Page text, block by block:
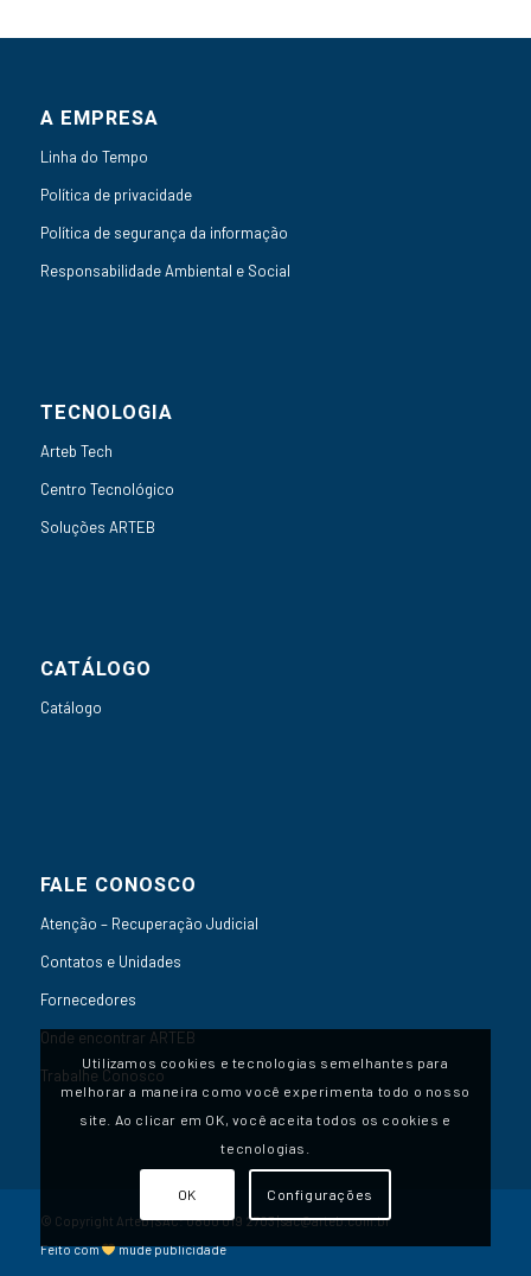
A EMPRESA
Linha do Tempo
Política de privacidade
Política de segurança da informação
Responsabilidade Ambiental e Social
TECNOLOGIA
Arteb Tech
Centro Tecnológico
Soluções ARTEB
CATÁLOGO
Catálogo
FALE CONOSCO
Atenção – Recuperação Judicial
Contatos e Unidades
Fornecedores
Onde encontrar ARTEB
Trabalhe Conosco
© Copyright Arteb | SAC:0800 019 2703|sac@arteb.com.br
Feito com
mude publicidade
Utilizamos cookies e tecnologias semelhantes para
melhorar a maneira como você experimenta todo o nosso
site. Ao clicar em OK, você aceita todos os cookies e
tecnologias.
OK Configurações